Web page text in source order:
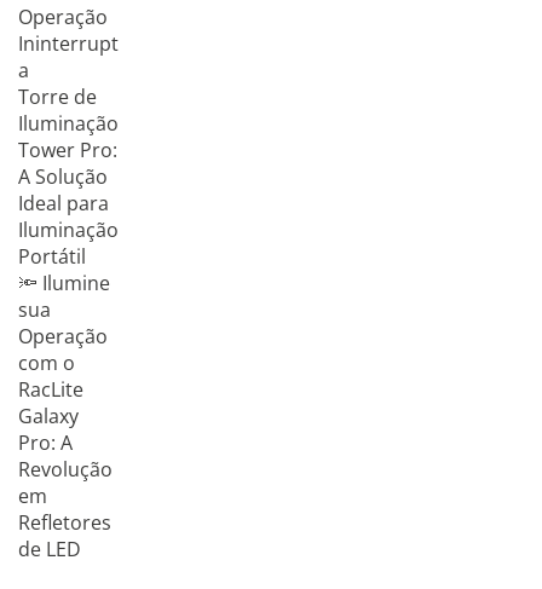
Operação
Ininterrupt
a
Torre de
Iluminação
Tower Pro:
A Solução
Ideal para
Iluminação
Portátil
🔦 Ilumine
sua
Operação
com o
RacLite
Galaxy
Pro: A
Revolução
em
Refletores
de LED